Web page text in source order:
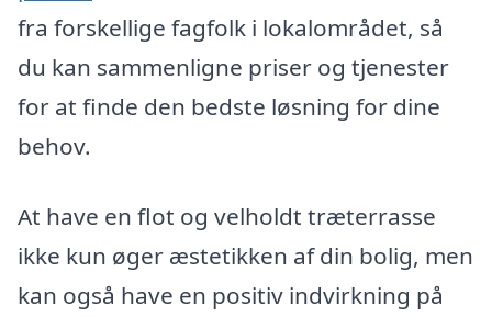
fra forskellige fagfolk i lokalområdet, så
du kan sammenligne priser og tjenester
for at finde den bedste løsning for dine
behov.
At have en flot og velholdt træterrasse
ikke kun øger æstetikken af din bolig, men
kan også have en positiv indvirkning på